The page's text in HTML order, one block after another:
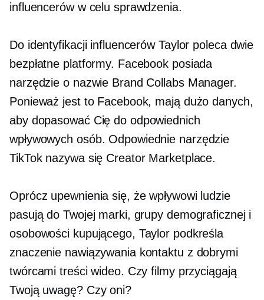
influencerów w celu sprawdzenia.
Do identyfikacji influencerów Taylor poleca dwie
bezpłatne platformy. Facebook posiada
narzędzie o nazwie Brand Collabs Manager.
Ponieważ jest to Facebook, mają dużo danych,
aby dopasować Cię do odpowiednich
wpływowych osób. Odpowiednie narzędzie
TikTok nazywa się Creator Marketplace.
Oprócz upewnienia się, że wpływowi ludzie
pasują do Twojej marki, grupy demograficznej i
osobowości kupującego, Taylor podkreśla
znaczenie nawiązywania kontaktu z dobrymi
twórcami treści wideo. Czy filmy przyciągają
Twoją uwagę? Czy oni?